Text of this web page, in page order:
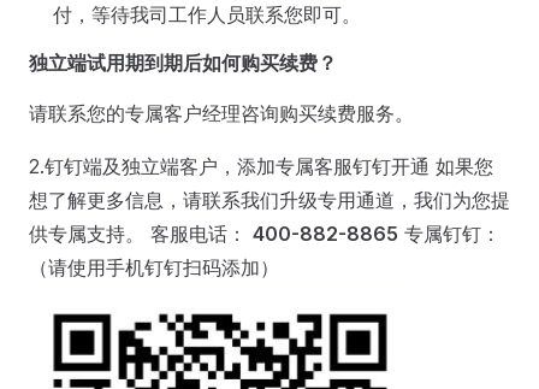
付，等待我司工作人员联系您即可。
独立端试用期到期后如何购买续费？
请联系您的专属客户经理咨询购买续费服务。
2.钉钉端及独立端客户，添加专属客服钉钉开通 如果您
想了解更多信息，请联系我们升级专用通道，我们为您提
供专属支持。 客服电话： 400-882-8865 专属钉钉：
（请使用手机钉钉扫码添加）